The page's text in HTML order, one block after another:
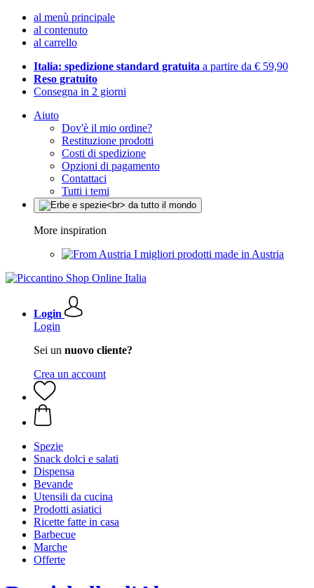
al menù principale
al contenuto
al carrello
Italia: spedizione standard gratuita a partire da € 59,90
Reso gratuito
Consegna in 2 giorni
Aiuto
Dov'è il mio ordine?
Restituzione prodotti
Costi di spedizione
Opzioni di pagamento
Contattaci
Tutti i temi
More inspiration
I migliori prodotti made in Austria
Login
Login
Sei un nuovo cliente?
Crea un account
Spezie
Snack dolci e salati
Dispensa
Bevande
Utensili da cucina
Prodotti asiatici
Ricette fatte in casa
Barbecue
Marche
Offerte